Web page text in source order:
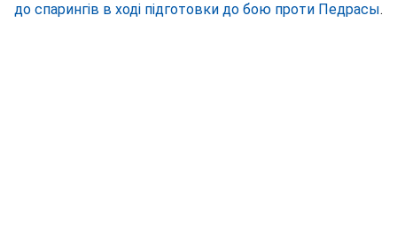
до спарингів в ході підготовки до бою проти Педрасы.